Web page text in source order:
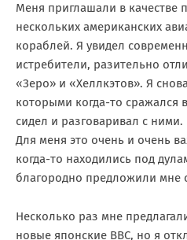
Меня приглашали в качестве
нескольких американских
кораблей. Я увидел
истребители, разительно
«Зеро» и «Хеллкэтов». Я
которыми когда-то сражался
сидел и разговаривал с
Для меня это очень и очень
когда-то находились под
благородно предложили мне
Несколько раз мне
новые японские ВВС, но я